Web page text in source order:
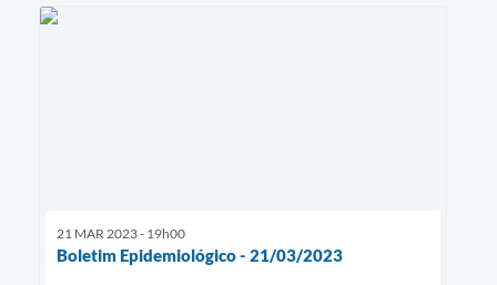
21 MAR 2023 - 19h00
Boletim Epidemiológico - 21/03/2023